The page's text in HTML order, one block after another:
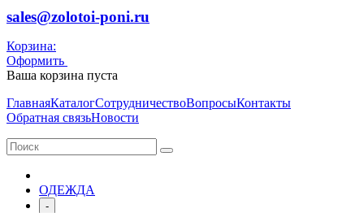
sales@zolotoi-poni.ru
Корзина:
Оформить
Ваша корзина пуста
ГлавнаяКаталогСотрудничествоВопросыКонтакты
Обратная связьНовости
ОДЕЖДА
-